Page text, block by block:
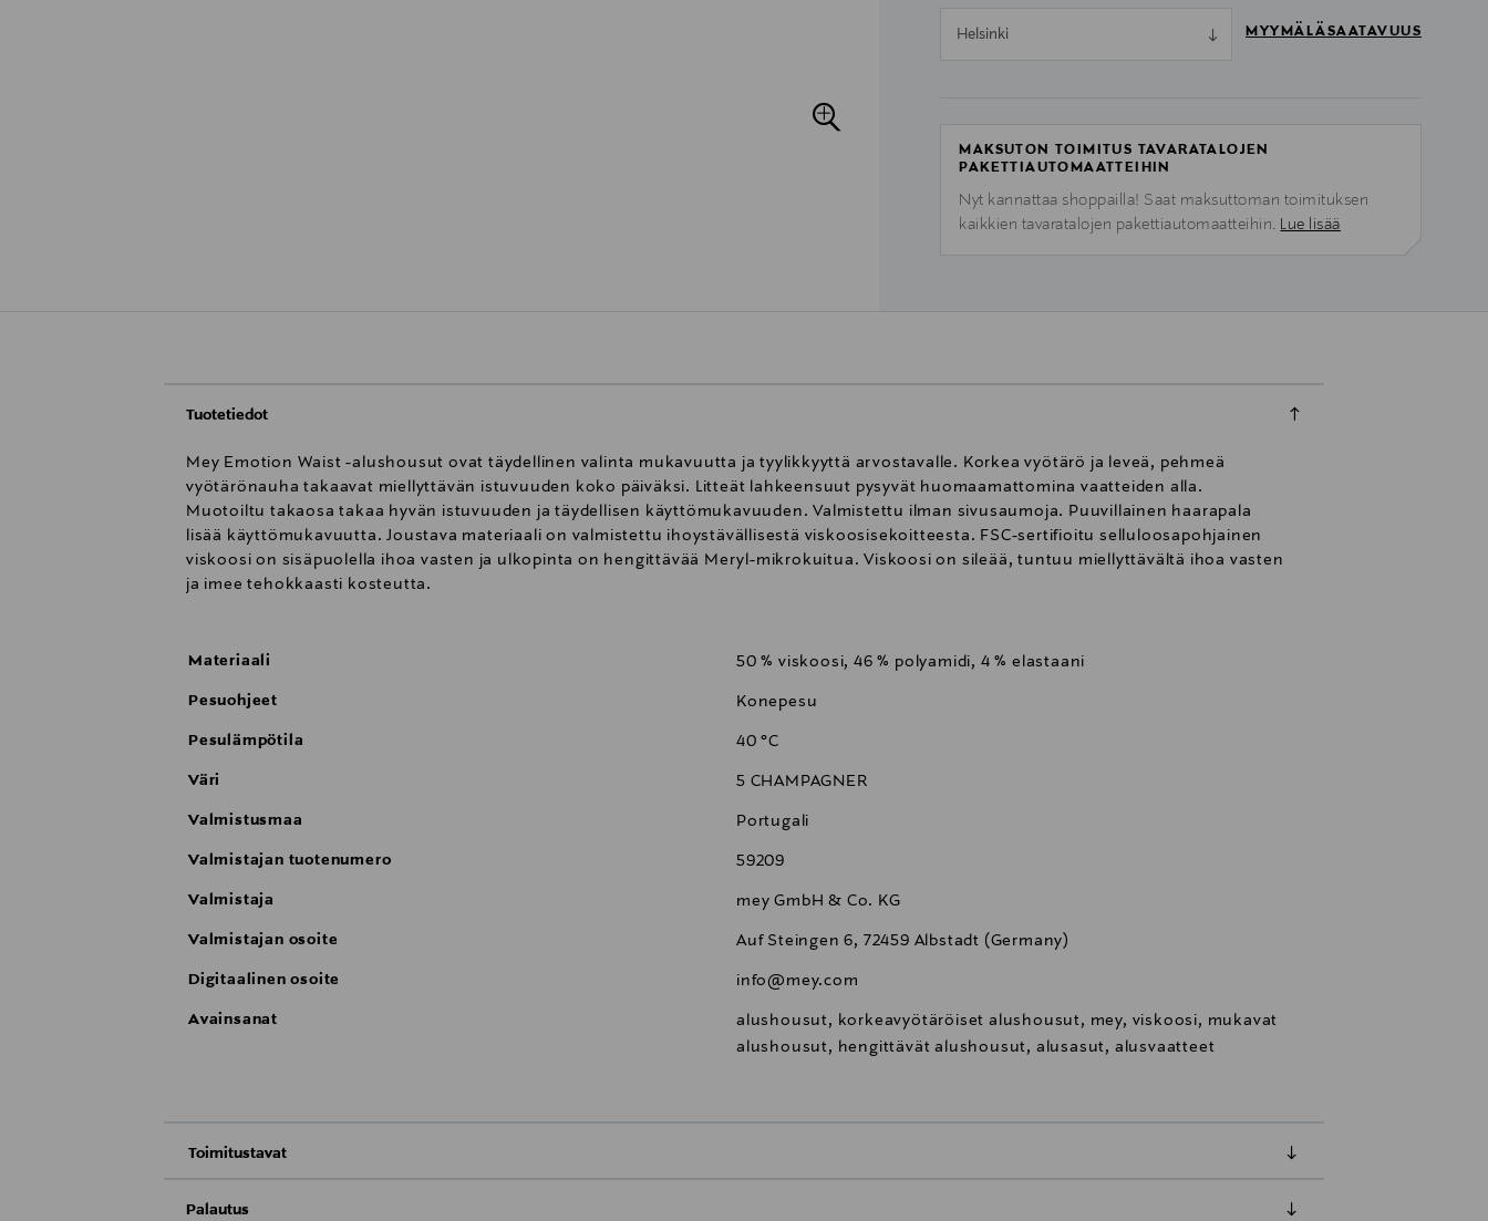
Helsinki MYYMÄLÄSAATAVUUS
MAKSUTON TOIMITUS TAVARATALOJEN
PAKETTIAUTOMAATTEIHIN
Nyt kannattaa shoppailla! Saat maksuttoman toimituksen
kaikkien tavaratalojen pakettiautomaatteihin. Lue lisää
Tuotetiedot
Mey Emotion Waist -alushousut ovat täydellinen valinta mukavuutta ja tyylikkyyttä arvostavalle. Korkea vyötärö ja leveä, pehmeä
vyötärönauha takaavat miellyttävän istuvuuden koko päiväksi. Litteät lahkeensuut pysyvät huomaamattomina vaatteiden alla.
Muotoiltu takaosa takaa hyvän istuvuuden ja täydellisen käyttömukavuuden. Valmistettu ilman sivusaumoja. Puuvillainen haarapala
lisää käyttömukavuutta. Joustava materiaali on valmistettu ihoystävällisestä viskoosisekoitteesta. FSC-sertifioitu selluloosapohjainen
viskoosi on sisäpuolella ihoa vasten ja ulkopinta on hengittävää Meryl-mikrokuitua. Viskoosi on sileää, tuntuu miellyttävältä ihoa vasten
ja imee tehokkaasti kosteutta.
Materiaali 50 % viskoosi, 46 % polyamidi, 4 % elastaani
Pesuohjeet Konepesu
Pesulämpötila 40 °C
Väri 5 CHAMPAGNER
Valmistusmaa Portugali
Valmistajan tuotenumero 59209
Valmistaja mey GmbH & Co. KG
Valmistajan osoite Auf Steingen 6, 72459 Albstadt (Germany)
Digitaalinen osoite info@mey.com
Avainsanat
alushousut, korkeavyötäröiset alushousut, mey, viskoosi, mukavat
alushousut, hengittävät alushousut, alusasut, alusvaatteet
Toimitustavat
Palautus